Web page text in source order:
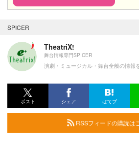
SPICER
TheatriX!
舞台情報専門SPICER
演劇・ミュージカル・舞台全般の情報
ポスト シェア はてブ
RSSフィードの購読は